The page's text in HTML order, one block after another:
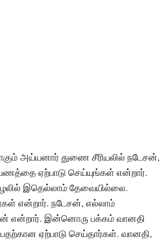
அய்யனார் துணை சீரியலில் நடேசன்,
ஏற்பாடு செய்யுங்கள் என்றார்.
இதெல்லாம் தேவையில்லை.
என்றார். நடேசன், எல்லாம்
என்றார். இன்னொரு பக்கம் வானதி
ஏற்பாடு செய்தார்கள். வானதி,